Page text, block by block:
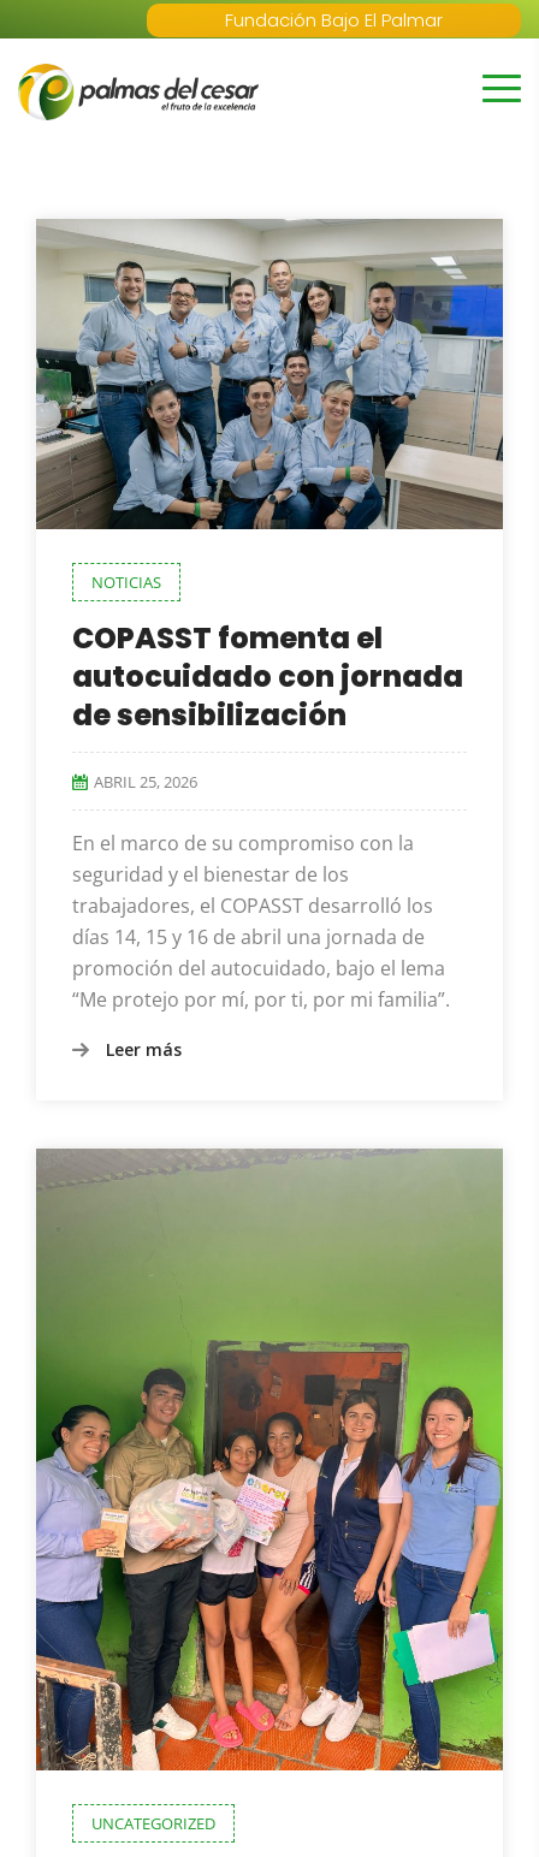
Fundación Bajo El Palmar
NOTICIAS
COPASST fomenta el
autocuidado con jornada
de sensibilización
ABRIL 25, 2026
En el marco de su compromiso con la
seguridad y el bienestar de los
trabajadores, el COPASST desarrolló los
días 14, 15 y 16 de abril una jornada de
promoción del autocuidado, bajo el lema
“Me protejo por mí, por ti, por mi familia”.
Leer más
UNCATEGORIZED